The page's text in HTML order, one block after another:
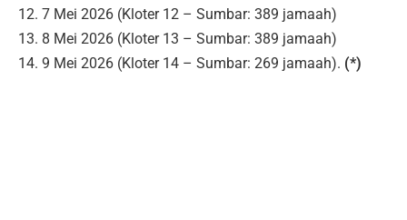
12. 7 Mei 2026 (Kloter 12 – Sumbar: 389 jamaah)
13. 8 Mei 2026 (Kloter 13 – Sumbar: 389 jamaah)
14. 9 Mei 2026 (Kloter 14 – Sumbar: 269 jamaah). (*)